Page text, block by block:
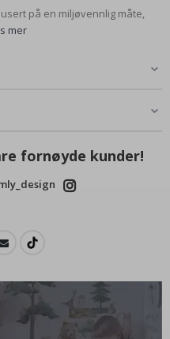
på en miljøvennlig måte,
mer
fornøyde kunder!